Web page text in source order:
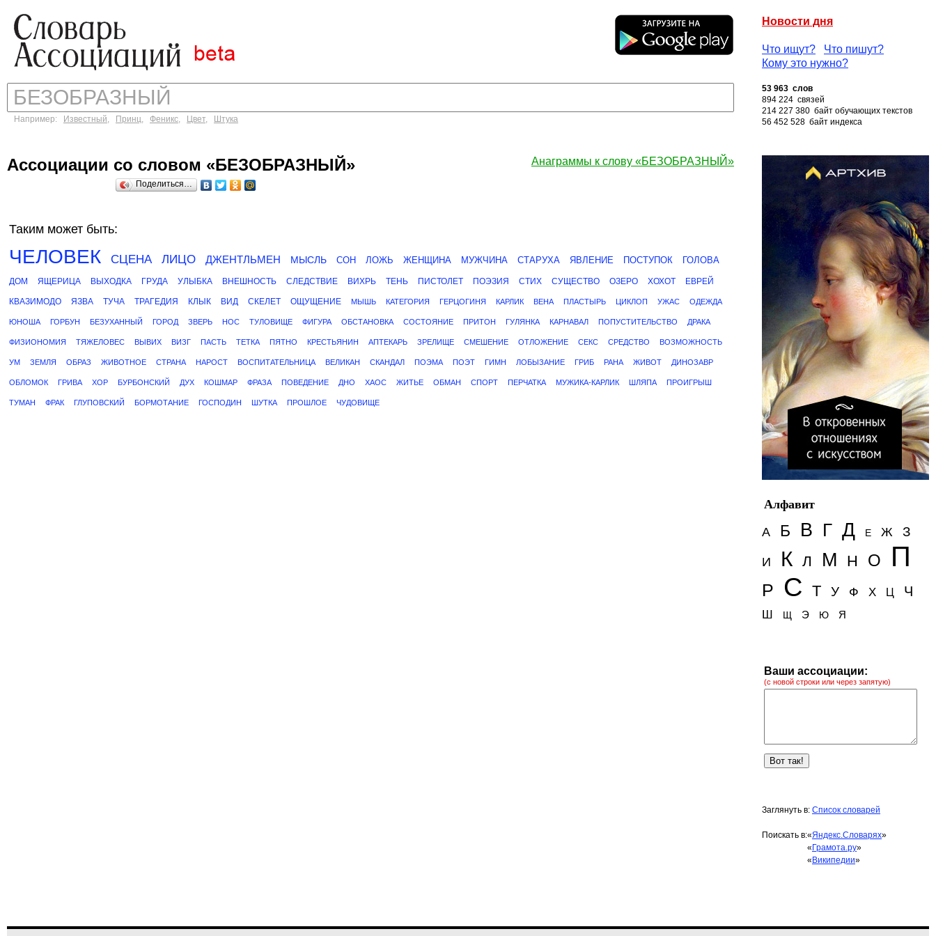
Новости дня
Что ищут?
Что пишут?
Кому это нужно?
Например: Известный, Принц, Феникс, Цвет, Штука
53 963 слов
894 224 связей
214 227 380 байт обучающих текстов
56 452 528 байт индекса
Анаграммы к слову «БЕЗОБРАЗНЫЙ»
Ассоциации со словом «БЕЗОБРАЗНЫЙ»
Поделиться…
Таким может быть:
ЧЕЛОВЕК СЦЕНА ЛИЦО ДЖЕНТЛЬМЕН МЫСЛЬ СОН ЛОЖЬ ЖЕНЩИНА МУЖЧИНА СТАРУХА ЯВЛЕНИЕ ПОСТУПОК ГОЛОВА
ДОМ ЯЩЕРИЦА ВЫХОДКА ГРУДА УЛЫБКА ВНЕШНОСТЬ СЛЕДСТВИЕ ВИХРЬ ТЕНЬ ПИСТОЛЕТ ПОЭЗИЯ СТИХ СУЩЕСТВО ОЗЕРО ХОХОТ ЕВРЕЙ
КВАЗИМОДО ЯЗВА ТУЧА ТРАГЕДИЯ КЛЫК ВИД СКЕЛЕТ ОЩУЩЕНИЕ МЫШЬ КАТЕГОРИЯ ГЕРЦОГИНЯ КАРЛИК ВЕНА ПЛАСТЫРЬ ЦИКЛОП УЖАС ОДЕЖДА
ЮНОША ГОРБУН БЕЗУХАННЫЙ ГОРОД ЗВЕРЬ НОС ТУЛОВИЩЕ ФИГУРА ОБСТАНОВКА СОСТОЯНИЕ ПРИТОН ГУЛЯНКА КАРНАВАЛ ПОПУСТИТЕЛЬСТВО ДРАКА
ФИЗИОНОМИЯ ТЯЖЕЛОВЕС ВЫВИХ ВИЗГ ПАСТЬ ТЕТКА ПЯТНО КРЕСТЬЯНИН АПТЕКАРЬ ЗРЕЛИЩЕ СМЕШЕНИЕ ОТЛОЖЕНИЕ СЕКС СРЕДСТВО ВОЗМОЖНОСТЬ
УМ ЗЕМЛЯ ОБРАЗ ЖИВОТНОЕ СТРАНА НАРОСТ ВОСПИТАТЕЛЬНИЦА ВЕЛИКАН СКАНДАЛ ПОЭМА ПОЭТ ГИМН ЛОБЫЗАНИЕ ГРИБ РАНА ЖИВОТ ДИНОЗАВР
ОБЛОМОК ГРИВА ХОР БУРБОНСКИЙ ДУХ КОШМАР ФРАЗА ПОВЕДЕНИЕ ДНО ХАОС ЖИТЬЕ ОБМАН СПОРТ ПЕРЧАТКА МУЖИКА-КАРЛИК ШЛЯПА ПРОИГРЫШ
ТУМАН ФРАК ГЛУПОВСКИЙ БОРМОТАНИЕ ГОСПОДИН ШУТКА ПРОШЛОЕ ЧУДОВИЩЕ
Алфавит
А
Б В Г Д Е Ж З
И К Л М Н О П
Р С Т У Ф Х Ц Ч
Ш Щ Э Ю Я
Ваши ассоциации:
(с новой строки или через запятую)
Заглянуть в: Список словарей
Поискать в:«Яндекс.Словарях»
« Грамота.ру»
« Википедии»